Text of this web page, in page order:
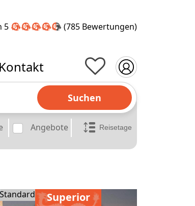
5 (785 Bewertungen)
Kontakt
Suchen
Angebote
Standard Superior